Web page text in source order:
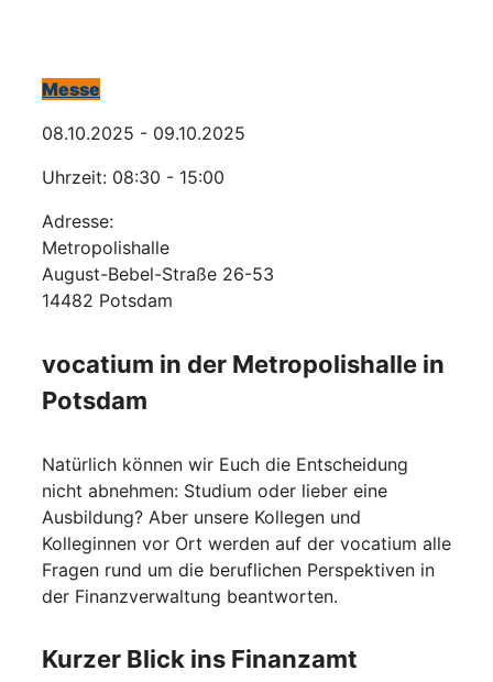
Messe
08.10.2025 - 09.10.2025
Uhrzeit: 08:30 - 15:00
Adresse:
Metropolishalle
August-Bebel-Straße 26-53
14482 Potsdam
vocatium in der Metropolishalle in
Potsdam
Natürlich können wir Euch die Entscheidung
nicht abnehmen: Studium oder lieber eine
Ausbildung? Aber unsere Kollegen und
Kolleginnen vor Ort werden auf der vocatium alle
Fragen rund um die beruflichen Perspektiven in
der Finanzverwaltung beantworten.
Kurzer Blick ins Finanzamt